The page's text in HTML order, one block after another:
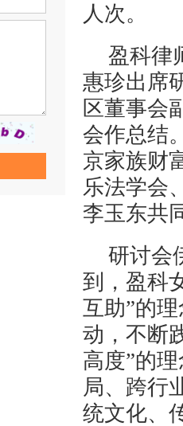
人次。
盈科律
惠珍出席
区董事会
会作总结
京家族财
乐法学会
李玉东共
研讨会
到，盈科
互助”的
动，不断
高度”的
局、跨行
统文化、